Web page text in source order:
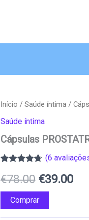
Início /Saúde íntima /
Saúde íntima
Cápsulas
com4.60
em 5 com
base em
classificações
de clientes
(6
€78.00 O
preço
original
€39.00O
Comprar